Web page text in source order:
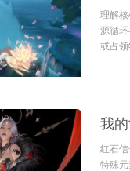
理解
源循
或占
我
红石
特殊